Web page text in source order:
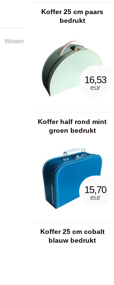
Koffer 25 cm paars
bedrukt
16,53
eur
Koffer half rond mint
groen bedrukt
15,70
eur
Koffer 25 cm cobalt
blauw bedrukt
Wissen